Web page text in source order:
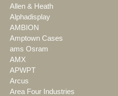
Allen & Heath
Alphadisplay
AMBION
Amptown Cases
ams Osram
AMX
APWPT
Arcus
Area Four Industries